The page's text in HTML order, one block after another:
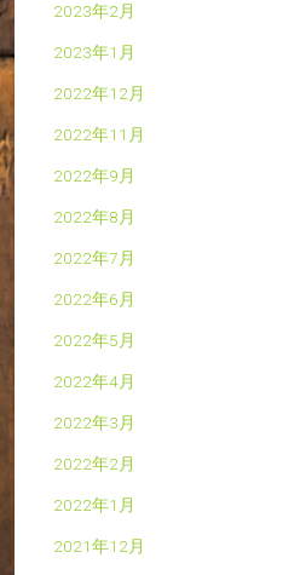
2023年2月
2023年1月
2022年12月
2022年11月
2022年9月
2022年8月
2022年7月
2022年6月
2022年5月
2022年4月
2022年3月
2022年2月
2022年1月
2021年12月